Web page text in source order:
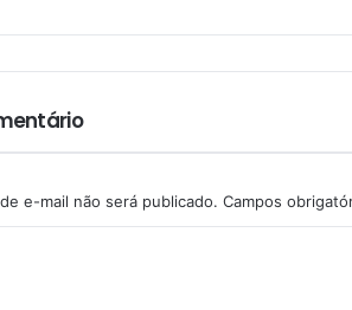
e-mail não será publicado. Campos